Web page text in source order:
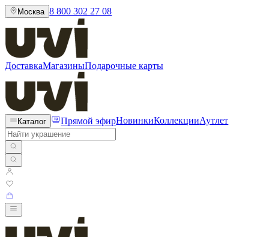
Москва 8 800 302 27 08
ДоставкаМагазиныПодарочные карты
Каталог Прямой эфирНовинкиКоллекцииАутлет